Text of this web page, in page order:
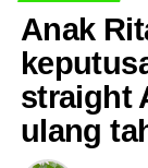
Anak
straight
ulang